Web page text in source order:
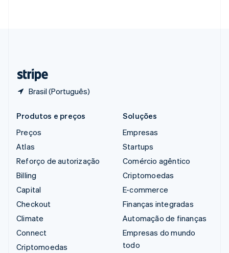
Brasil (Português)
Produtos e preços
Preços
Atlas
Reforço de autorização
Billing
Capital
Checkout
Climate
Connect
Criptomoedas
Soluções
Empresas
Startups
Comércio agêntico
Criptomoedas
E-commerce
Finanças integradas
Automação de finanças
Empresas do mundo
todo